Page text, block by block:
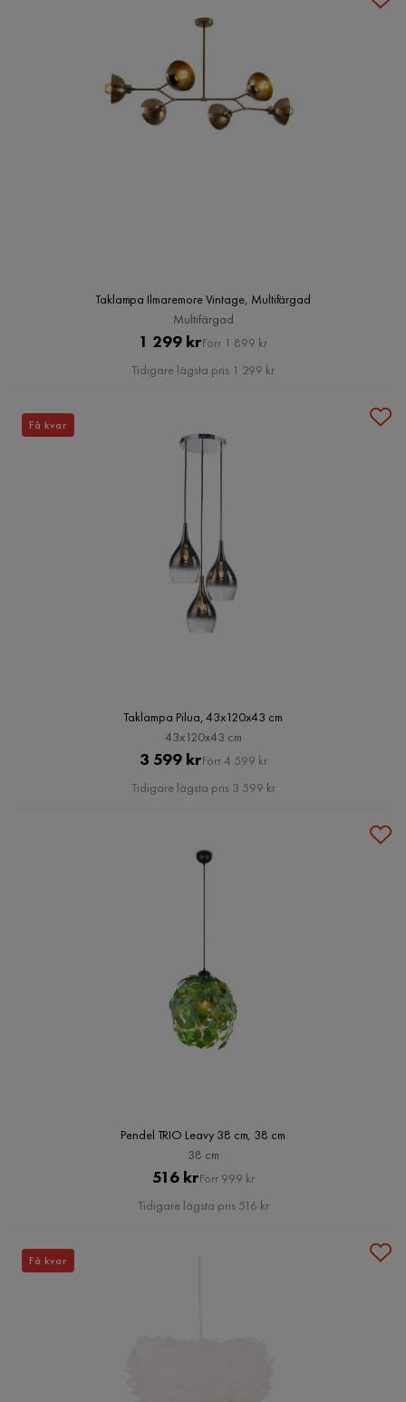
Taklampa Ilmaremore Vintage, Multifärgad
Multifärgad
Pris
1 299 krOriginal
Pris
Förr 1 899 kr
Tidigare lägsta pris 1 299 kr
Taklampa Pilua, 43x120x43 cm
43x120x43 cm
Pris
3 599 krOriginal
Pris
Förr 4 599 kr
Tidigare lägsta pris 3 599 kr
Få kvar
Pendel TRIO Leavy 38 cm, 38 cm
38 cm
Pris
516 krOriginal
Pris
Förr 999 kr
Tidigare lägsta pris 516 kr
Få kvar